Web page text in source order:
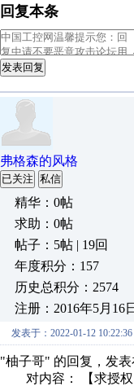
回复本条
发表回复
弗格森的风格
已关注 私信
精华：0帖
求助：0帖
帖子：5帖 | 19回
年度积分：157
历史总积分：2574
注册：2016年5月16日
发表于：2022-01-12 10:22:36
"柚子哥" 的回复，发表
对内容： 【求授权